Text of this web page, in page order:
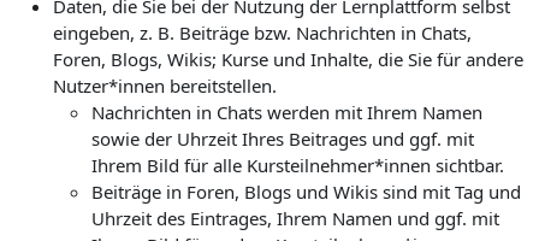
Daten, die Sie bei der Nutzung der Lernplattform selbst
eingeben, z. B. Beiträge bzw. Nachrichten in Chats,
Foren, Blogs, Wikis; Kurse und Inhalte, die Sie für andere
Nutzer*innen bereitstellen.
Nachrichten in Chats werden mit Ihrem Namen
sowie der Uhrzeit Ihres Beitrages und ggf. mit
Ihrem Bild für alle Kursteilnehmer*innen sichtbar.
Beiträge in Foren, Blogs und Wikis sind mit Tag und
Uhrzeit des Eintrages, Ihrem Namen und ggf. mit